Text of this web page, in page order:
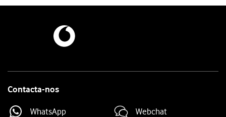
Contacta-nos
WhatsApp Webchat